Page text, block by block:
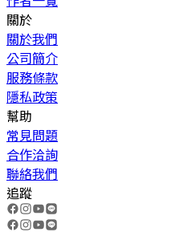
關於
關於我們
公司簡介
服務條款
隱私政策
幫助
常見問題
合作洽詢
聯絡我們
追蹤